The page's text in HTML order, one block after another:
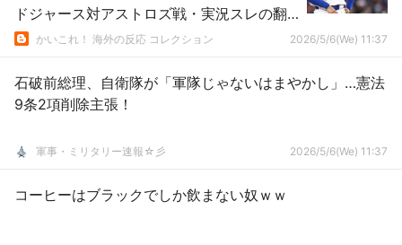
ドジャース対アストロズ戦・実況スレの翻
訳（海外の反応）
かいこれ！ 海外の反応 コレクション 2026/5/6(We) 11:37
石破前総理、自衛隊が「軍隊じゃないはまやかし」…憲法
9条2項削除主張！
軍事・ミリタリー速報☆彡 2026/5/6(We) 11:37
コーヒーはブラックでしか飲まない奴ｗｗ